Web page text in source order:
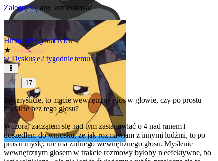
Zaloguj się aby komentować
HmmJakiWybracNick
★Osobistość
w Dyskusje2 tygodnie temu
17
Jak myślicie, to macie wewnętrzny głos w głowie, czy po prostu
myślicie bez tego głosu?
Wczoraj zacząłem się nad tym zastanawiać o 4 nad ranem i
doszedłem do wniosku, że jak rozmawiam z innymi ludźmi, to po
prostu myślę, nie ma żadnego wewnętrznego głosu. Myślenie
wewnętrznym głosem w trakcie rozmowy byłoby nieefektywne, bo